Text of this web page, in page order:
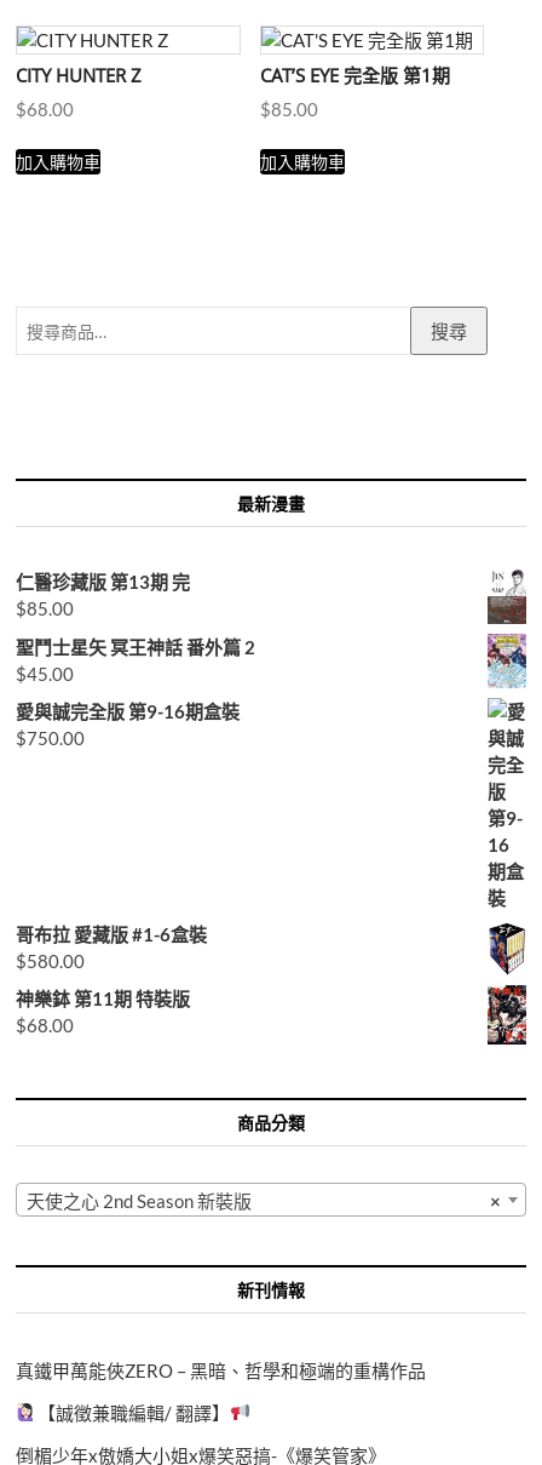
CITY HUNTER Z
$68.00
加入購物車
CAT’S EYE 完全版 第1期
$85.00
加入購物車
搜尋
最新漫畫
仁醫珍藏版 第13期 完
$85.00
聖鬥士星矢 冥王神話 番外篇 2
$45.00
愛與誠完全版 第9-16期盒裝
$750.00
哥布拉 愛藏版 #1-6盒裝
$580.00
神樂鉢 第11期 特裝版
$68.00
商品分類
×
天使之心 2nd Season 新裝版
新刊情報
真鐵甲萬能俠ZERO – 黑暗、哲學和極端的重構作品
【誠徵兼職編輯/ 翻譯】
倒楣少年x傲嬌大小姐x爆笑惡搞-《爆笑管家》